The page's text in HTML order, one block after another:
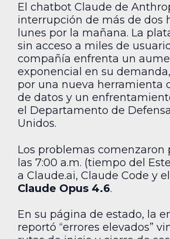
El chatbot Claude de
interrupción de más de dos
lunes por la mañana. La
sin acceso a miles de
compañía enfrenta un
exponencial en su
por una nueva herramienta
de datos y un
el Departamento de
Unidos.
Los problemas comenzaron
las 7:00 a.m. (tiempo del
a Claude.ai, Claude Code y
Claude Opus 4.6.
En su página de estado, la
reportó “errores elevados”